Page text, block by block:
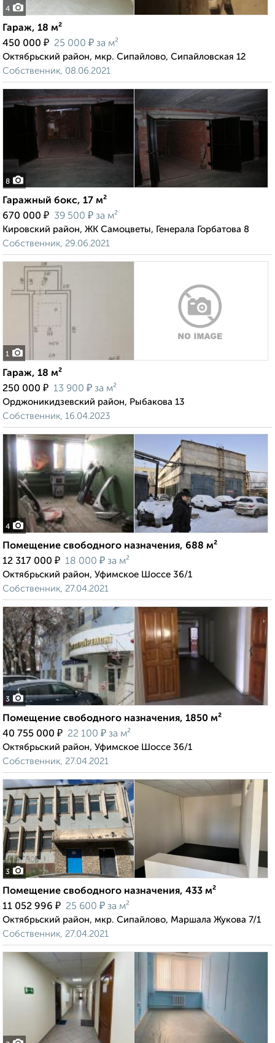
4
Гараж, 18 м²
450 000 ₽ 25 000 ₽ за м²
Октябрьский район, мкр. Сипайлово, Сипайловская 12
Собственник, 08.06.2021
8
Гаражный бокс, 17 м²
670 000 ₽ 39 500 ₽ за м²
Кировский район, ЖК Самоцветы, Генерала Горбатова 8
Собственник, 29.06.2021
1
Гараж, 18 м²
250 000 ₽ 13 900 ₽ за м²
Орджоникидзевский район, Рыбакова 13
Собственник, 16.04.2023
4
Помещение свободного назначения, 688 м²
12 317 000 ₽ 18 000 ₽ за м²
Октябрьский район, Уфимское Шоссе 36/1
Собственник, 27.04.2021
3
Помещение свободного назначения, 1850 м²
40 755 000 ₽ 22 100 ₽ за м²
Октябрьский район, Уфимское Шоссе 36/1
Собственник, 27.04.2021
3
Помещение свободного назначения, 433 м²
11 052 996 ₽ 25 600 ₽ за м²
Октябрьский район, мкр. Сипайлово, Маршала Жукова 7/1
Собственник, 27.04.2021